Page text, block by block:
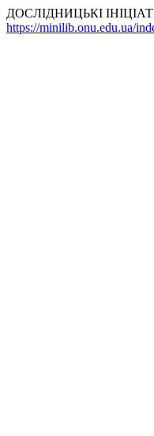
ДОСЛІДНИЦЬКІ
https://minilib.onu.edu.ua/